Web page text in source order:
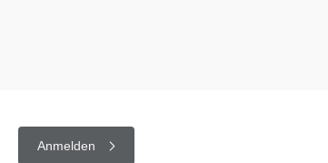
Anmelden